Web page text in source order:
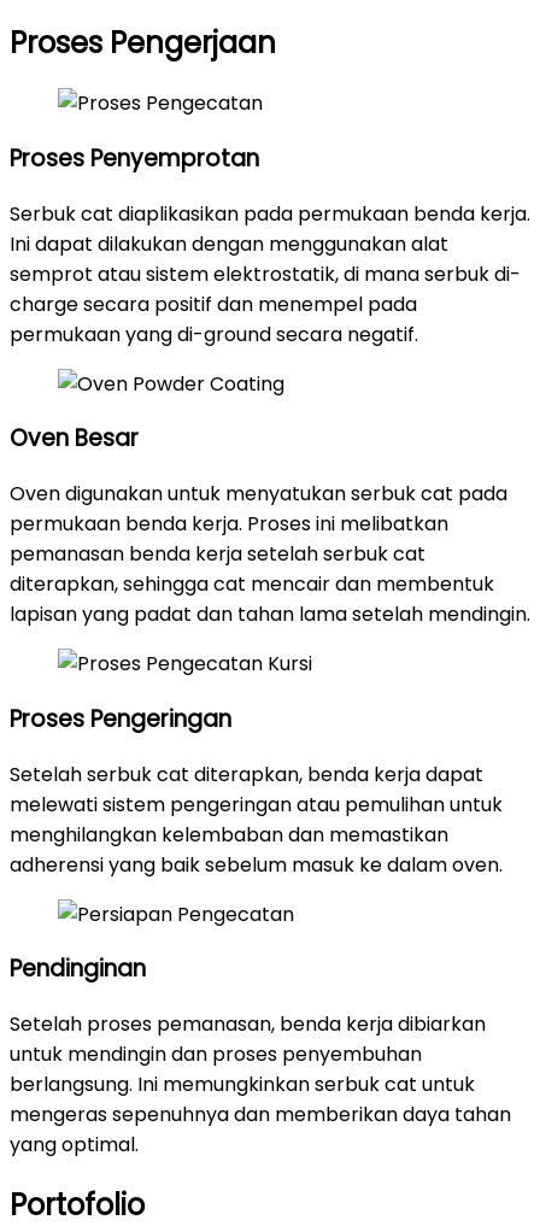
Proses Pengerjaan
Proses Penyemprotan
Serbuk cat diaplikasikan pada permukaan benda kerja.
Ini dapat dilakukan dengan menggunakan alat
semprot atau sistem elektrostatik, di mana serbuk di-
charge secara positif dan menempel pada
permukaan yang di-ground secara negatif.
Oven Besar
Oven digunakan untuk menyatukan serbuk cat pada
permukaan benda kerja. Proses ini melibatkan
pemanasan benda kerja setelah serbuk cat
diterapkan, sehingga cat mencair dan membentuk
lapisan yang padat dan tahan lama setelah mendingin.
Proses Pengeringan
Setelah serbuk cat diterapkan, benda kerja dapat
melewati sistem pengeringan atau pemulihan untuk
menghilangkan kelembaban dan memastikan
adherensi yang baik sebelum masuk ke dalam oven.
Pendinginan
Setelah proses pemanasan, benda kerja dibiarkan
untuk mendingin dan proses penyembuhan
berlangsung. Ini memungkinkan serbuk cat untuk
mengeras sepenuhnya dan memberikan daya tahan
yang optimal.
Portofolio